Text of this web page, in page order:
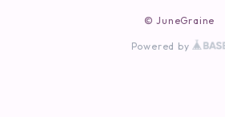
cocochiaお祝いギフトセット(包装あり)
© JuneGraine
Powered by